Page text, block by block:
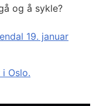
og å sykle?
19. januar
Oslo.